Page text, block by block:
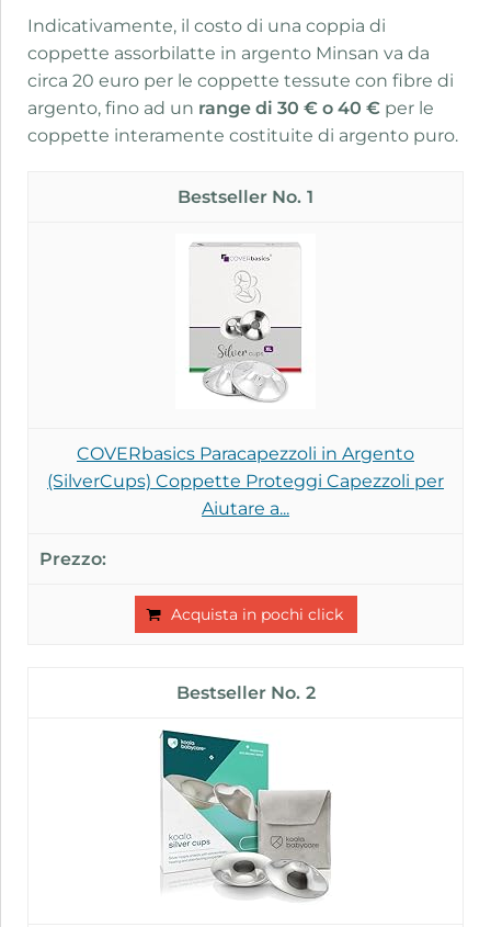
Indicativamente, il costo di una coppia di
coppette assorbilatte in argento Minsan va da
circa 20 euro per le coppette tessute con fibre di
argento, fino ad un range di 30 € o 40 € per le
coppette interamente costituite di argento puro.
1
COVERbasics Paracapezzoli in Argento
(SilverCups) Coppette Proteggi Capezzoli per
Aiutare a...
Acquista in pochi click
2